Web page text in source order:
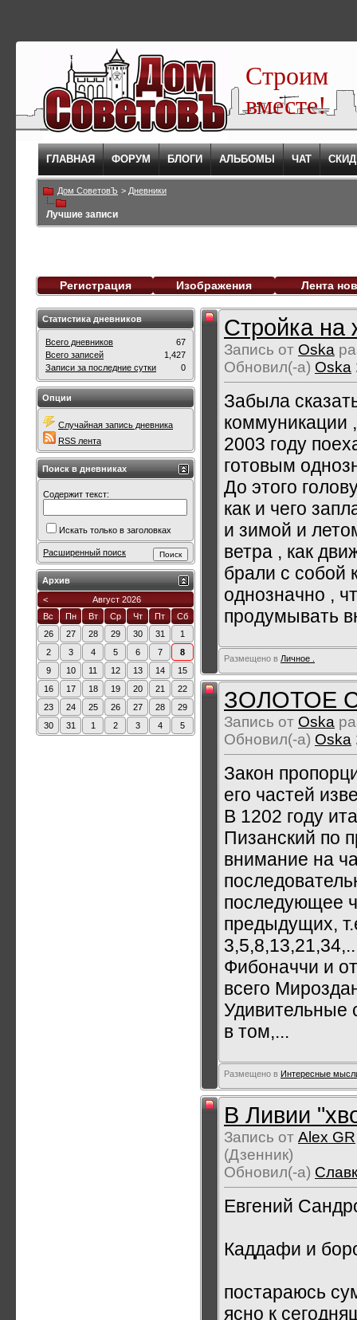
Строим
вместе!
ГЛАВНАЯ ФОРУМ БЛОГИ АЛЬБОМЫ ЧАТ
Дом СоветовЪ > Дневники
Лучшие записи
Регистрация Изображения Лента
Стройка на
Запись от Oska
Обновил(-а) Oska
Забыла
коммуникации
2003 году
готовым
До этого
как и чего
и зимой и
ветра , как
брали с собой
однозначно ,
продумывать
Размещено в Личное .
ЗОЛОТОЕ
Запись от Oska
Обновил(-а) Oska
Закон
его частей
В 1202 году
Пизанский по
внимание на
последующее
предыдущих,
Фибоначчи и
всего
Удивительные
в том,...
Размещено в Интересные
В Ливии
Запись от Alex GR
(Дзенник)
Обновил(-а)
Евгений
Каддафи и
постараюсь
ясно к
Статистика дневников
Всего дневников
67
Всего записей
1,427
Записи за последние сутки
0
Опции
Случайная запись дневника
RSS лента
Поиск в дневниках
Содержит текст:
Искать только в заголовках
Расширенный поиск
Архив
<
Август 2026
Вс
Пн Вт Ср Чт Пт
Сб
26
27 28 29 30 31
1
2
3 4 5 6 7
8
9
10 11 12 13 14
15
16
17 18 19 20 21
22
23
24 25 26 27 28
29
30
31 1 2 3 4 5